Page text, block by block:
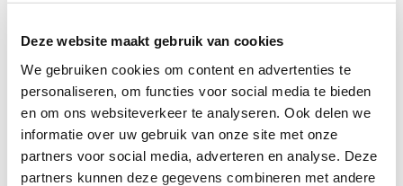
Deze website maakt gebruik van cookies
We gebruiken cookies om content en advertenties te
personaliseren, om functies voor social media te bieden
en om ons websiteverkeer te analyseren. Ook delen we
informatie over uw gebruik van onze site met onze
partners voor social media, adverteren en analyse. Deze
partners kunnen deze gegevens combineren met andere
Brandstoffen